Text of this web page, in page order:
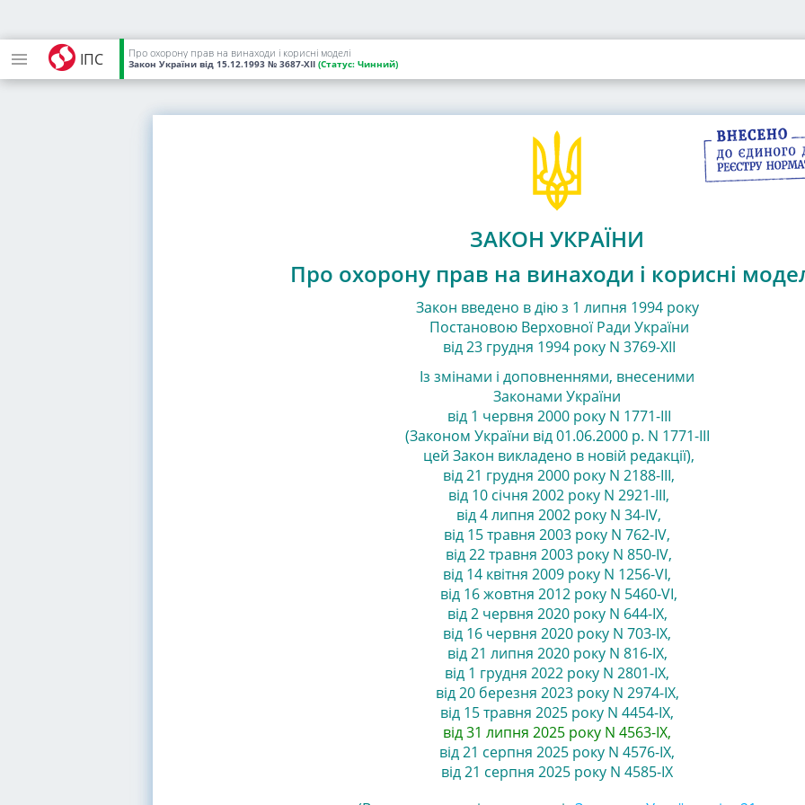
ІПС Про охорону прав на винаходи і корисні моделі
Закон України від 15.12.1993 № 3687-XII (Статус: Чинний)
ЗАКОН УКРАЇНИ
Про охорону прав на винаходи і корисні
Закон введено в дію з 1 липня 1994 року
Постановою Верховної Ради України
від 23 грудня 1994 року N 3769-XII
Із змінами і доповненнями, внесеними
Законами України
від 1 червня 2000 року N 1771-III
(Законом України від 01.06.2000 р. N 1771-III
цей Закон викладено в новій редакції),
від 21 грудня 2000 року N 2188-III,
від 10 січня 2002 року N 2921-III,
від 4 липня 2002 року N 34-IV,
від 15 травня 2003 року N 762-IV,
від 22 травня 2003 року N 850-IV,
від 14 квітня 2009 року N 1256-VI,
від 16 жовтня 2012 року N 5460-VI,
від 2 червня 2020 року N 644-IX,
від 16 червня 2020 року N 703-IX,
від 21 липня 2020 року N 816-IX,
від 1 грудня 2022 року N 2801-IX,
від 20 березня 2023 року N 2974-IX,
від 15 травня 2025 року N 4454-IX,
від 31 липня 2025 року N 4563-IX,
від 21 серпня 2025 року N 4576-IX,
від 21 серпня 2025 року N 4585-IX